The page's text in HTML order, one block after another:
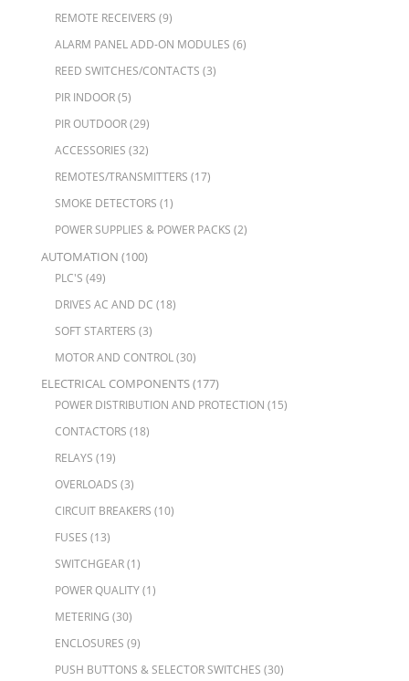
REMOTE RECEIVERS (9)
ALARM PANEL ADD-ON MODULES (6)
REED SWITCHES/CONTACTS (3)
PIR INDOOR(5)
PIR OUTDOOR(29)
ACCESSORIES (32)
REMOTES/TRANSMITTERS (17)
SMOKE DETECTORS (1)
POWER SUPPLIES & POWER PACKS (2)
AUTOMATION (100)
PLC'S (49)
DRIVES AC AND DC (18)
SOFT STARTERS (3)
MOTOR AND CONTROL(30)
ELECTRICAL COMPONENTS(177)
POWER DISTRIBUTION AND PROTECTION (15)
CONTACTORS (18)
RELAYS (19)
OVERLOADS (3)
CIRCUIT BREAKERS (10)
FUSES (13)
SWITCHGEAR(1)
POWER QUALITY(1)
METERING (30)
ENCLOSURES (9)
PUSH BUTTONS & SELECTOR SWITCHES (30)